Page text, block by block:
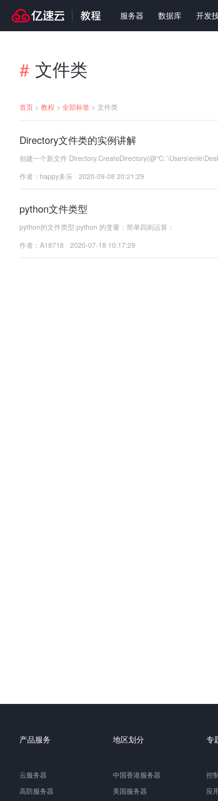
服务器 数据库 开发
# 文件类
首页 > 教程 > 全部标签 > 文件类
Directory文件类的实例讲解
创建一个新文件 Directory.CreateDirectory(@"C:
作者：happy多乐
2020-09-08 20:21:29
python文件类型
python的文件类型:python 的变量：简单四则运算：
作者：A18718
2020-07-18 10:17:29
产品服务
云服务器
高防服务器
地区划分
中国香港服务器
美国服务器
专
控
应